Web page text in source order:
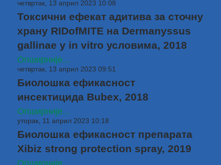
четвртак, 13 април 2023 10:08
Токсични ефекат адитива за сточну
храну RIDofMITE на Dermanyssus
gallinae у in vitro условима, 2018
Опширније...
четвртак, 13 април 2023 09:51
Биолошка ефикасност
инсектицида Bubex, 2018
Опширније...
уторак, 11 април 2023 10:18
Биолошка ефикасност препарата
Xibiz strong protection spray, 2019
Опширније...